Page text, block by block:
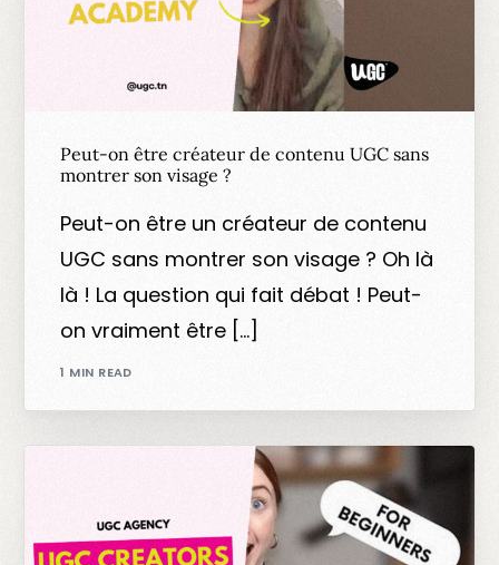
Peut-on être créateur de contenu UGC sans
montrer son visage ?
Peut-on être un créateur de contenu
UGC sans montrer son visage ? Oh là
là ! La question qui fait débat ! Peut-
on vraiment être […]
1 MIN READ